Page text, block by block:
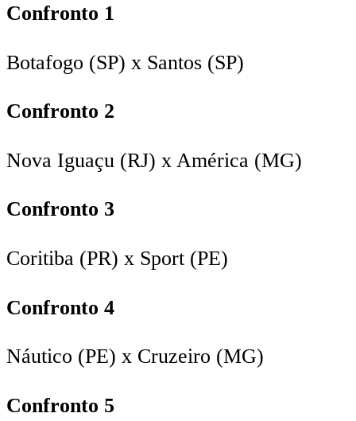
Confronto 1
Botafogo (SP) x Santos (SP)
Confronto 2
Nova Iguaçu (RJ) x América (MG)
Confronto 3
Coritiba (PR) x Sport (PE)
Confronto 4
Náutico (PE) x Cruzeiro (MG)
Confronto 5